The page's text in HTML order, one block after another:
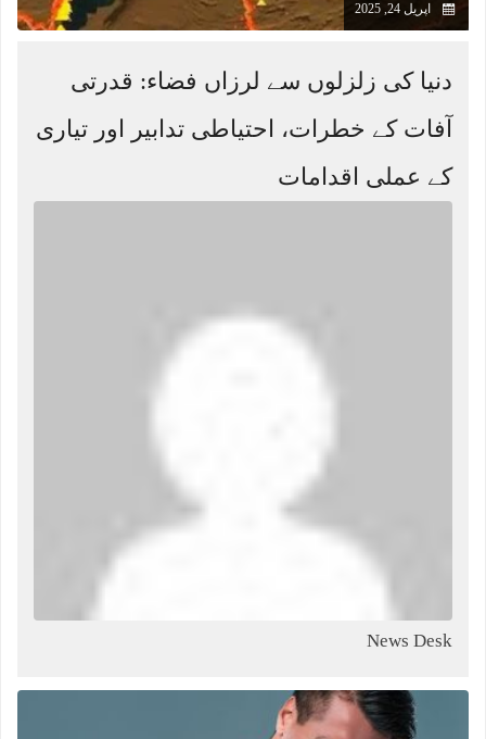
اپریل 24, 2025
دنیا کی زلزلوں سے لرزاں فضاء: قدرتی
آفات کے خطرات، احتیاطی تدابیر اور تیاری
کے عملی اقدامات
News Desk